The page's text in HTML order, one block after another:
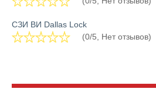
СЗИ ВИ Dallas Lock
(0/5, Нет отзывов)